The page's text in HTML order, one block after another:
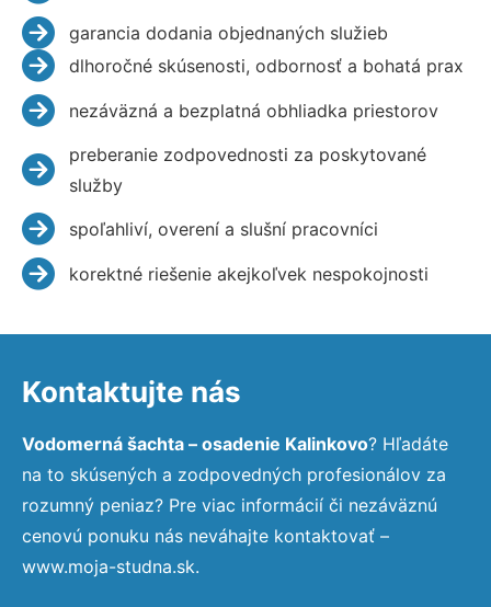
garancia dodania objednaných služieb
dlhoročné skúsenosti, odbornosť a bohatá prax
nezáväzná a bezplatná obhliadka priestorov
preberanie zodpovednosti za poskytované
služby
spoľahliví, overení a slušní pracovníci
korektné riešenie akejkoľvek nespokojnosti
Kontaktujte nás
Vodomerná šachta – osadenie Kalinkovo? Hľadáte
na to skúsených a zodpovedných profesionálov za
rozumný peniaz? Pre viac informácií či nezáväznú
cenovú ponuku nás neváhajte kontaktovať –
www.moja-studna.sk.